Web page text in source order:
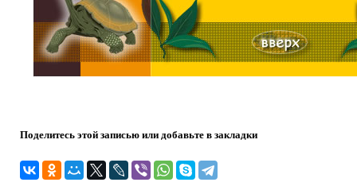
Поделитесь этой записью или добавьте в закладки